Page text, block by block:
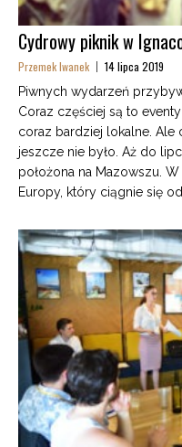
Cydrowy piknik w
Przemek Iwanek 14 lipca 2019
Piwnych wydarzeń
Coraz częściej są to
coraz bardziej lokalne.
jeszcze nie było. Aż do
położona na Mazowszu.
Europy, który ciągnie się